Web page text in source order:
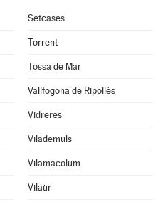
Setcases
Torrent
Tossa de Mar
Vallfogona de Ripollès
Vidreres
Vilademuls
Vilamacolum
Vilaür